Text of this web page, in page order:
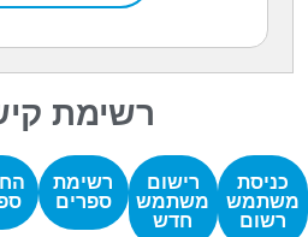
רשימת
כניסת
משתמש
רשום
רישום
משתמש
חדש
רשימת
ספרים